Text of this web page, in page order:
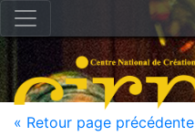
« Retour page précédente